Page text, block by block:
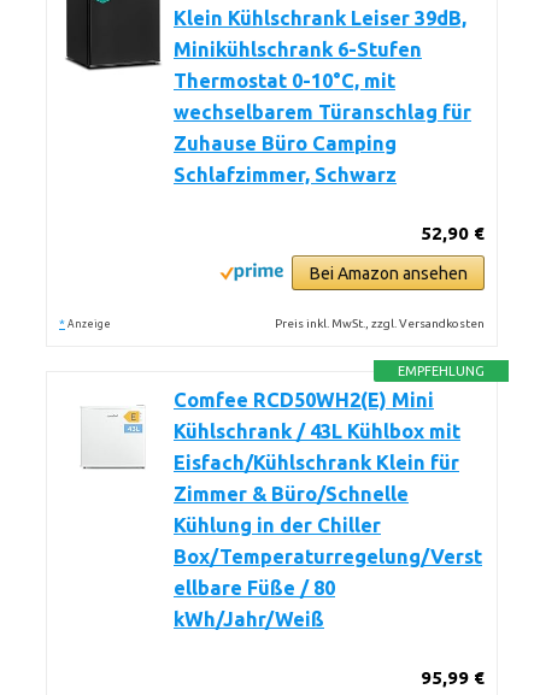
Klein Kühlschrank Leiser 39dB,
Minikühlschrank 6-Stufen
Thermostat 0-10°C, mit
wechselbarem Türanschlag für
Zuhause Büro Camping
Schlafzimmer, Schwarz
52,90 €
Bei Amazon ansehen
* Anzeige Preis inkl. MwSt., zzgl. Versandkosten
EMPFEHLUNG
Comfee RCD50WH2(E) Mini
Kühlschrank / 43L Kühlbox mit
Eisfach/Kühlschrank Klein für
Zimmer & Büro/Schnelle
Kühlung in der Chiller
Box/Temperaturregelung/Verst
ellbare Füße / 80
kWh/Jahr/Weiß
95,99 €